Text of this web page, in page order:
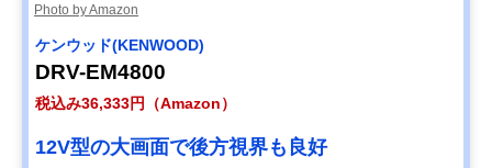
Photo by Amazon
ケンウッド(KENWOOD)
DRV-EM4800
税込み36,333円（Amazon）
12V型の大画面で後方視界も良好